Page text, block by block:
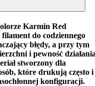
Karmin Red
do codziennego
błędy, a przy tym
i pewność
stworzony dla
które drukują często i
konfiguracji.